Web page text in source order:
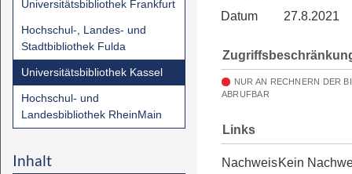
Universitätsbibliothek Frankfurt
Hochschul-, Landes- und
Stadtbibliothek Fulda
Universitätsbibliothek Kassel
Hochschul- und
Landesbibliothek RheinMain
Inhalt
Datum
27.8.2021
NUR AN RECHNERN DER
ABRUFBAR
Links
NachweisKein